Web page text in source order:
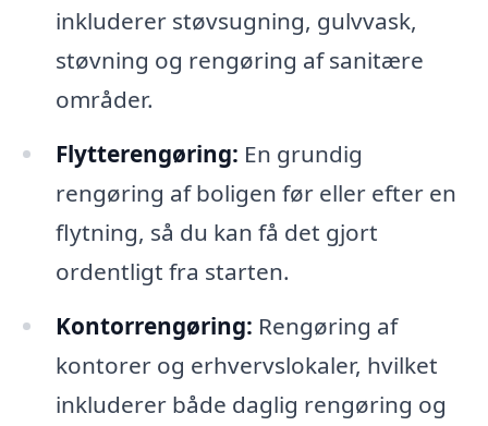
inkluderer støvsugning, gulvvask,
støvning og rengøring af sanitære
områder.
Flytterengøring: En grundig
rengøring af boligen før eller efter en
flytning, så du kan få det gjort
ordentligt fra starten.
Kontorrengøring: Rengøring af
kontorer og erhvervslokaler, hvilket
inkluderer både daglig rengøring og